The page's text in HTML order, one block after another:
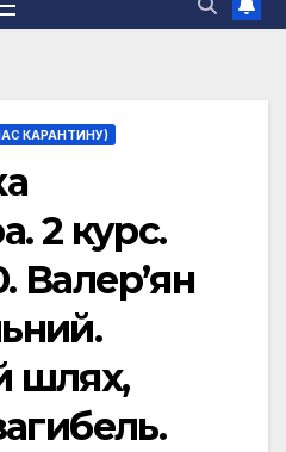
КАРАНТИНУ)
2 курс.
шлях,